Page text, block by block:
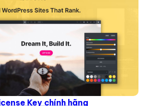
Key chính hãng